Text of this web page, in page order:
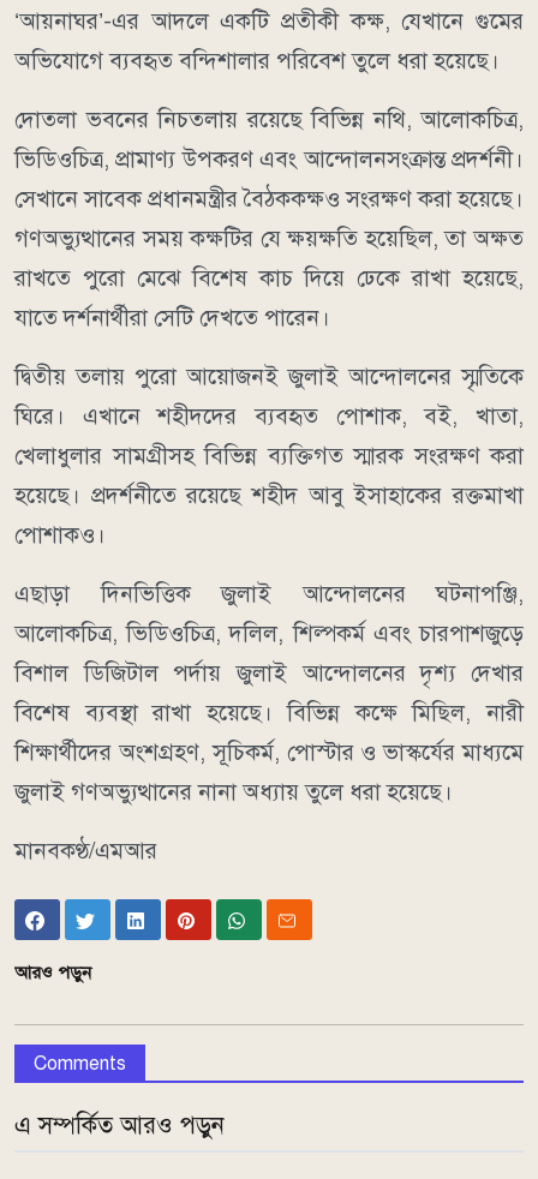
‘আয়নাঘর’-এর আদলে একটি প্রতীকী কক্ষ, যেখানে গুমের
অভিযোগে ব্যবহৃত বন্দিশালার পরিবেশ তুলে ধরা হয়েছে।
দোতলা ভবনের নিচতলায় রয়েছে বিভিন্ন নথি, আলোকচিত্র,
ভিডিওচিত্র, প্রামাণ্য উপকরণ এবং আন্দোলনসংক্রান্ত প্রদর্শনী।
সেখানে সাবেক প্রধানমন্ত্রীর বৈঠককক্ষও সংরক্ষণ করা হয়েছে।
গণঅভ্যুত্থানের সময় কক্ষটির যে ক্ষয়ক্ষতি হয়েছিল, তা অক্ষত
রাখতে পুরো মেঝে বিশেষ কাচ দিয়ে ঢেকে রাখা হয়েছে,
যাতে দর্শনার্থীরা সেটি দেখতে পারেন।
দ্বিতীয় তলায় পুরো আয়োজনই জুলাই আন্দোলনের স্মৃতিকে
ঘিরে। এখানে শহীদদের ব্যবহৃত পোশাক, বই, খাতা,
খেলাধুলার সামগ্রীসহ বিভিন্ন ব্যক্তিগত স্মারক সংরক্ষণ করা
হয়েছে। প্রদর্শনীতে রয়েছে শহীদ আবু ইসাহাকের রক্তমাখা
পোশাকও।
এছাড়া দিনভিত্তিক জুলাই আন্দোলনের ঘটনাপঞ্জি,
আলোকচিত্র, ভিডিওচিত্র, দলিল, শিল্পকর্ম এবং চারপাশজুড়ে
বিশাল ডিজিটাল পর্দায় জুলাই আন্দোলনের দৃশ্য দেখার
বিশেষ ব্যবস্থা রাখা হয়েছে। বিভিন্ন কক্ষে মিছিল, নারী
শিক্ষার্থীদের অংশগ্রহণ, সূচিকর্ম, পোস্টার ও ভাস্কর্যের মাধ্যমে
জুলাই গণঅভ্যুত্থানের নানা অধ্যায় তুলে ধরা হয়েছে।
মানবকণ্ঠ/এমআর
আরও পড়ুন
Comments
এ সম্পর্কিত আরও পড়ুন